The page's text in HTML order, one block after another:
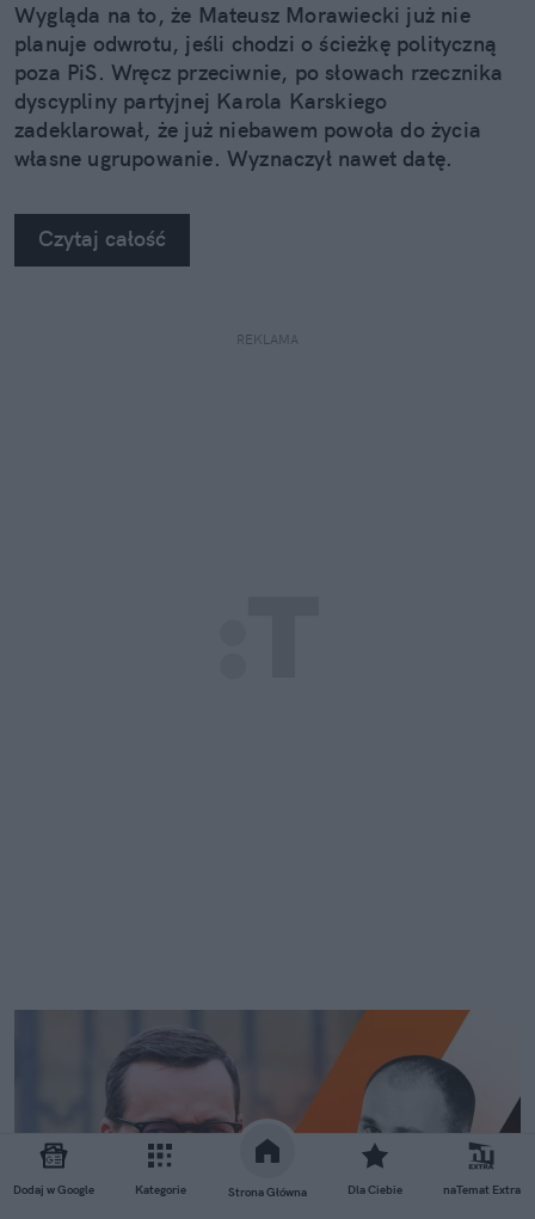
Dodaj w Google Kategorie Strona Główna Dla Ciebie naTemat Extra
Wygląda na to, że Mateusz Morawiecki już nie
planuje odwrotu, jeśli chodzi o ścieżkę polityczną
poza PiS. Wręcz przeciwnie, po słowach rzecznika
dyscypliny partyjnej Karola Karskiego
zadeklarował, że już niebawem powoła do życia
własne ugrupowanie. Wyznaczył nawet datę.
Czytaj całość
REKLAMA